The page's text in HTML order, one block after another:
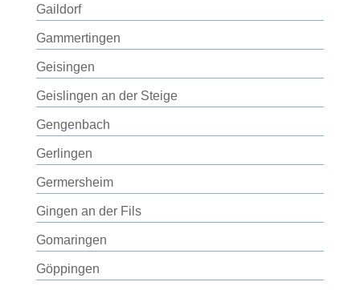
Gaildorf
Gammertingen
Geisingen
Geislingen an der Steige
Gengenbach
Gerlingen
Germersheim
Gingen an der Fils
Gomaringen
Göppingen